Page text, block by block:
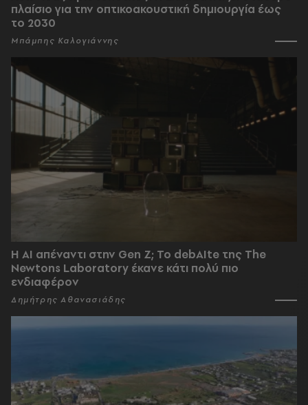
πλαίσιο για την οπτικοακουστική δημιουργία έως
το 2030
Μπάμπης Καλογιάννης
Η AI απέναντι στην Gen Z; Το debAIte της The
Newtons Laboratory έκανε κάτι πολύ πιο
ενδιαφέρον
Δημήτρης Αθανασιάδης